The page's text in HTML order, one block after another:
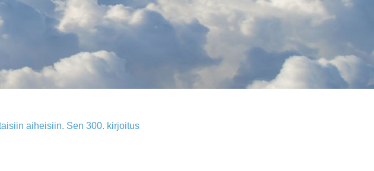
aiheisiin. Sen 300. kirjoitus